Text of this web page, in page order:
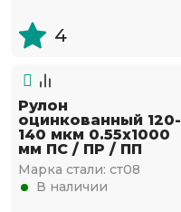
4
Рулон
оцинкованный 120-
140 мкм 0.55х1000
мм ПС / ПР / ПП
Марка стали: ст08
В наличии